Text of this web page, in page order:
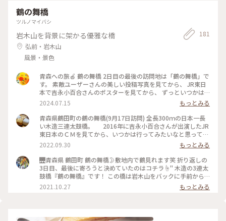
も、つゆを入れることも変わっているが、僕はこのそば、好き
だ。 最後は三内丸山遺跡。先日、豊洲の古代エジプト ラム
セス大王展を見に行ったが、それよりも古い遺跡なのだから、
とんでもない。日本にも世界に張れる歴史遺産があるものだ。
沢山の土産を手に、楽しかった思い出を胸に、帰路につく。
日常を忘れる良い旅だった。 次回は、青森をもっとゆっくり
周遊したい。 #奥入瀬 #十和田湖 #青森 #大人の休日倶楽部 #ハ
イキング #ランチ
渓流ガイドツアーでも大変役立ちました。 翌朝は10時に出発
でしたので、朝食ブュッフェ、温泉、ホテル周りの散策とゆっ
くり楽しんでから、ホテルにさよならをしました。（写真5枚
目） そして、今日のメインは石ケ戸休憩所から雲井の滝まで、
ガイドさんと一緒に奥入瀬渓流を歩くことです。 ガイドツアー
に参加するのは初めてなので、ワクワク。 耳にイヤホンをつけ
て、ガイドさんと離れても声が聞こえる仕組みになっているの
クチャーをうけたこともあり、ガイドさんの説明が頭にすんな
りと入ってきて、うんちく好きの私にはたまらない時間でし
た。 再び奥入瀬渓流に来ることがあったら、ホテルから十和
田湖まで渓流沿いをのんびりと歩いてみたいなぁ、歩こうねー
と主人と約束しました。 #私のことりっぷ旅 #秋さんぽ #奥入
#きのこ好きの #ガイドさんでした
鶴の舞橋
ツルノマイバシ
岩木山を背景に架かる優雅な橋
弘前・岩木山
風景・景色
181
青森への旅🍎 鶴の舞橋 2日目の最後の訪問地は「鶴の舞橋」で
す。 素敵ユーザーさんの美しい投稿写真を見てから、 JR東日
本で吉永小百合さんのポスターを見てから、 ずっといつかは
と憧れていた場所。 全長300メートルの日本一長い木造三連太
鼓橋は、長い木の橋、長生きの橋ということで、この橋を渡る
と長生きできると言われているのだそうです。 そんな思いを噛
み締めながら、ゆっくりと歩いて対岸へ渡ります。 橋の途中の
ステージで拍手をすると 「鳴き龍」の現象で音が響いて聞こ
が雲に隠れることもありましたが、 最後は橋の向こうに姿を
見せてくれ まるでつがいの鶴が羽を広げているかのような美
しい木の橋と共にカメラに収めることができました。 高円寺
の気象神社のお守りを肌身離さず持ちあるていてよかったで
す。 あ〜なんて素晴らしい1日だったでしょう。 運転手さん、
ありがとうございました。 津軽平野に別れを告げ、 りんご畑
2024.07.15
もっとみる
青森県鶴田町の鶴の舞橋(9月17日訪問) 全長300ｍの日本一長
い木造三連太鼓橋。 2016年に吉永小百合さんが出演したJR
東日本のＣＭを見てから、いつかは行ってみたいなと思ってい
ました。 数日前の天気予報ではこの日は雨や曇りの予報で
したが、前日に確認すると晴☀️予報。これは朝日と鶴の舞橋の
写真が撮れるかも⁉️と、早起きは大の苦手な私が2時起床で向
かいました。🚙💨 雲が多めで、朝日が隠れ気味でしたが、
どうにか📸 写真を撮った後は、せっかくなので橋を歩いてみ
ました🐾 木造の橋なので、なんだか江戸時代にでもタイムス
リップしたみたい。 振り返ると岩木山も見えます。 朝の爽や
2022.09.30
もっとみる
🌉青森県 鶴田町 鶴の舞橋🌛敷地内で鶴見れます笑 折り返しの
3日目、最後に寄ろうと決めていたのはコチラ☝" 木造の3連太
鼓橋『鶴の舞橋』です！ この橋は岩木山をバックに手前から
と、反対の奥側、そして1つ隣の端からの3つのアングルが一般
的に見所となっているようです✨ 写真は1枚目から時間を遡る
でした。白鷺かなꉂ(ˊᗜˋ*) 【5】は隣接するようにある施設の
2021.10.27 もっとみる